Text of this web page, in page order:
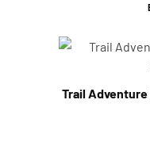
Trail